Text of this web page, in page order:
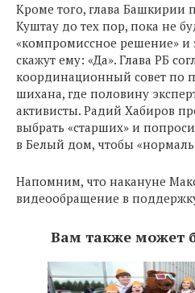
Кроме того, глава Башкирии
Куштау до тех пор, пока не
«компромиссное решение»
скажут ему: «Да». Глава РБ
координационный совет по
шихана, где половину
активисты. Радий Хабиров
выбрать «старших» и
в Белый дом, чтобы
Напомним, что накануне
видеообращение в
Вам также может